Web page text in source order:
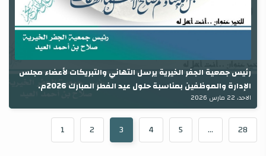
رئيس جمعية الجفر الخيرية يرسل التهاني والتبريكات لأعضاء مجلس
الإدارة والموظفين بمناسبة حلول عيد الفطر المبارك 2026م.
الاحد، 22 مارس 2026
1 2 3 4 5 ... 28